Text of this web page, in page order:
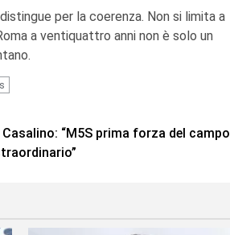
per la coerenza. Non si limita a
a ventiquattro anni non è solo un
“M5S prima forza del campo